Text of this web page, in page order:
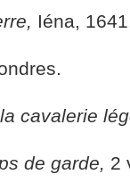
Iéna,
cavalerie
de garde, 2